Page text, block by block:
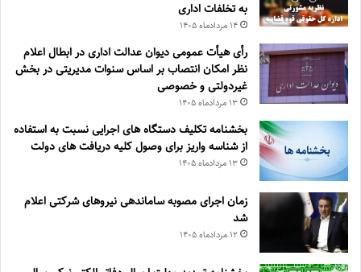
به تخلفات اداری
۱۴ مرداد‌ماه ۱۴۰۵
رأی هیأت عمومی دیوان عدالت اداری در ابطال اعلام
نظر امکان انتصاب بر اساس سنوات مدیریتی در بخش
غیردولتی و خصوصی
۱۳ مرداد‌ماه ۱۴۰۵
بخشنامه تکلیف دستگاه های اجرایی نسبت به استفاده
از شناسه واریز برای وصول کلیه دریافت های دولت
۱۳ مرداد‌ماه ۱۴۰۵
زمان اجرای مصوبه ساماندهی نیروهای شرکتی اعلام
شد
۱۲ مرداد‌ماه ۱۴۰۵